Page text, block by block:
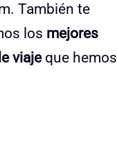
También te
los mejores
viajeque hemos